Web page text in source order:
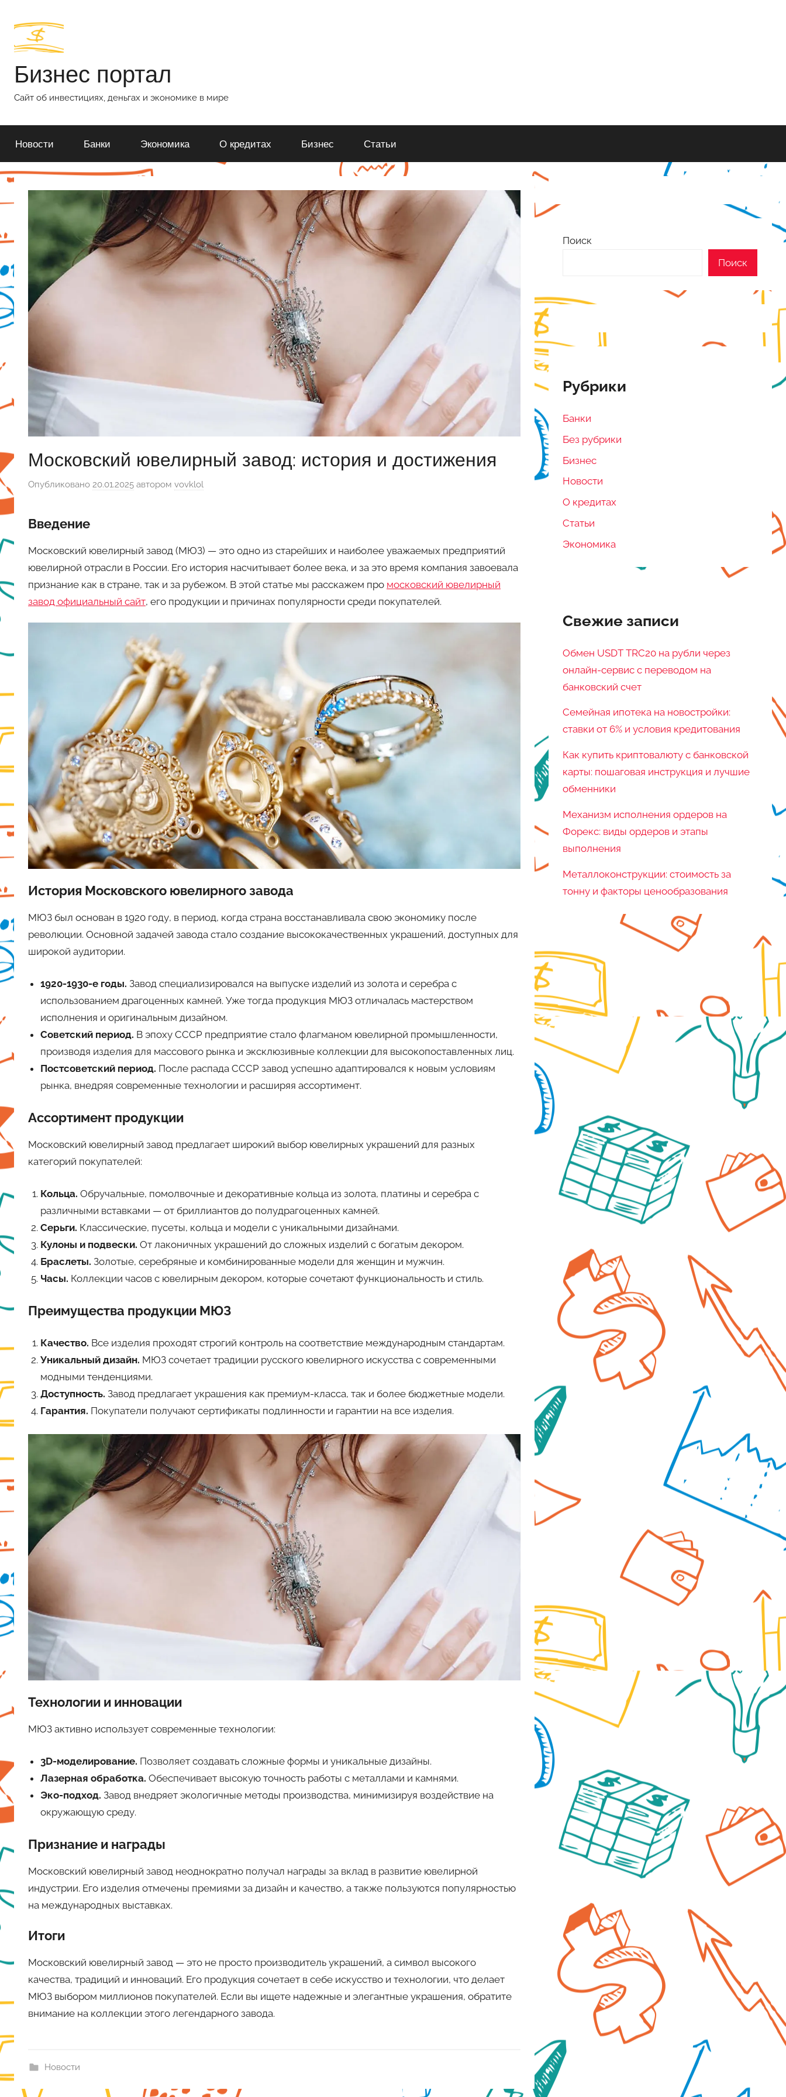
содержимому
Бизнес портал
Сайт об инвестициях, деньгах и экономике в мире
Новости Банки Экономика О кредитах Бизнес Статьи
Московский ювелирный завод: история и достижения
Опубликовано 20.01.2025 автором vovklol
Введение
Московский ювелирный завод (МЮЗ) — это одно из старейших и наиболее уважаемых предприятий
ювелирной отрасли в России. Его история насчитывает более века, и за это время компания завоевала
признание как в стране, так и за рубежом. В этой статье мы расскажем про московский ювелирный
завод официальный сайт, его продукции и причинах популярности среди покупателей.
История Московского ювелирного завода
МЮЗ был основан в 1920 году, в период, когда страна восстанавливала свою экономику после
революции. Основной задачей завода стало создание высококачественных украшений, доступных для
широкой аудитории.
1920-1930-е годы. Завод специализировался на выпуске изделий из золота и серебра с
использованием драгоценных камней. Уже тогда продукция МЮЗ отличалась мастерством
исполнения и оригинальным дизайном.
Советский период. В эпоху СССР предприятие стало флагманом ювелирной промышленности,
производя изделия для массового рынка и эксклюзивные коллекции для высокопоставленных лиц.
Постсоветский период. После распада СССР завод успешно адаптировался к новым условиям
рынка, внедряя современные технологии и расширяя ассортимент.
Ассортимент продукции
Московский ювелирный завод предлагает широкий выбор ювелирных украшений для разных
категорий покупателей:
Кольца. Обручальные, помолвочные и декоративные кольца из золота, платины и серебра с
различными вставками — от бриллиантов до полудрагоценных камней.
Серьги. Классические, пусеты, кольца и модели с уникальными дизайнами.
Кулоны и подвески. От лаконичных украшений до сложных изделий с богатым декором.
Браслеты. Золотые, серебряные и комбинированные модели для женщин и мужчин.
Часы. Коллекции часов с ювелирным декором, которые сочетают функциональность и стиль.
Преимущества продукции МЮЗ
Качество. Все изделия проходят строгий контроль на соответствие международным стандартам.
Уникальный дизайн. МЮЗ сочетает традиции русского ювелирного искусства с современными
модными тенденциями.
Доступность. Завод предлагает украшения как премиум-класса, так и более бюджетные модели.
Гарантия. Покупатели получают сертификаты подлинности и гарантии на все изделия.
Технологии и инновации
МЮЗ активно использует современные технологии:
3D-моделирование. Позволяет создавать сложные формы и уникальные дизайны.
Лазерная обработка. Обеспечивает высокую точность работы с металлами и камнями.
Эко-подход. Завод внедряет экологичные методы производства, минимизируя воздействие на
окружающую среду.
Признание и награды
Московский ювелирный завод неоднократно получал награды за вклад в развитие ювелирной
индустрии. Его изделия отмечены премиями за дизайн и качество, а также пользуются популярностью
на международных выставках.
Итоги
Московский ювелирный завод — это не просто производитель украшений, а символ высокого
качества, традиций и инноваций. Его продукция сочетает в себе искусство и технологии, что делает
МЮЗ выбором миллионов покупателей. Если вы ищете надежные и элегантные украшения, обратите
внимание на коллекции этого легендарного завода.
Новости
Поиск
Поиск
Рубрики
Банки
Без рубрики
Бизнес
Новости
О кредитах
Статьи
Экономика
Свежие записи
Обмен USDT TRC20 на рубли через
онлайн-сервис с переводом на
банковский счет
Семейная ипотека на новостройки:
ставки от 6% и условия кредитования
Как купить криптовалюту с банковской
карты: пошаговая инструкция и лучшие
обменники
Механизм исполнения ордеров на
Форекс: виды ордеров и этапы
выполнения
Металлоконструкции: стоимость за
тонну и факторы ценообразования